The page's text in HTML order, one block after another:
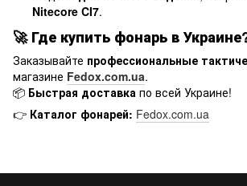
Nitecore CI7.
🚀Где купить фонарь в
Заказывайте профессиональные
магазине Fedox.com.ua.
📦 Быстрая доставка по всей Украине!
👉 Каталог фонарей: Fedox.com.ua